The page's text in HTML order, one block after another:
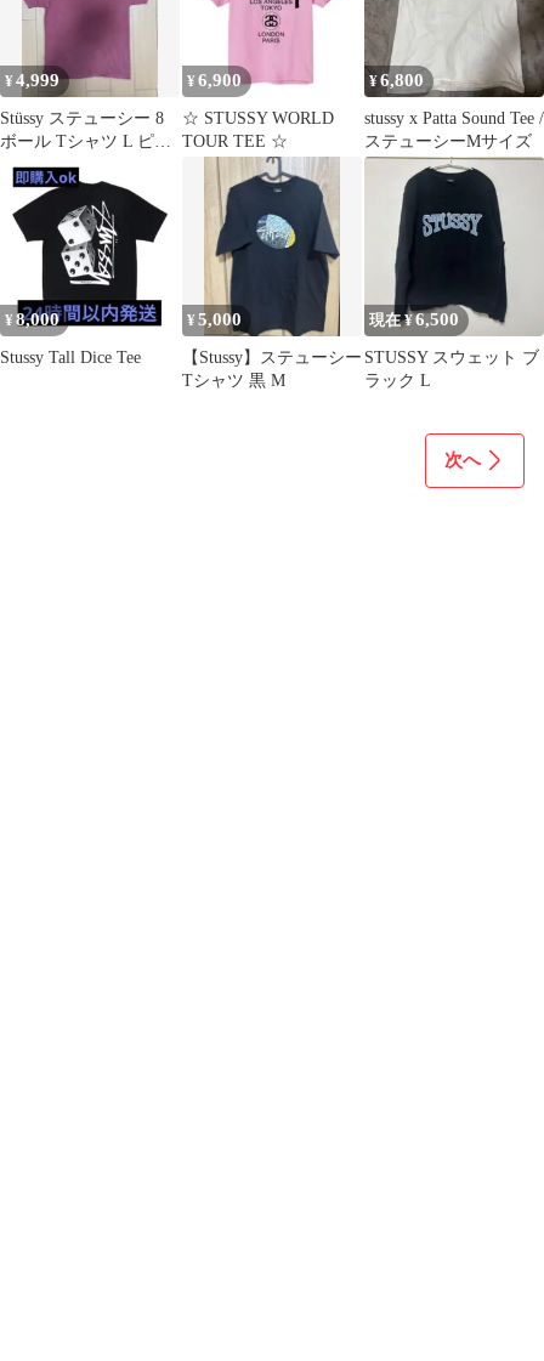
¥4,999
Stüssy ステューシー 8
ボール Tシャツ L ピン
ク フェード 古着
¥ 6,900
☆ STUSSY WORLD
TOUR TEE ☆
¥6,800
stussy x Patta Sound Tee /
ステューシーMサイズ
¥ 8,000
Stussy Tall Dice Tee
¥5,000
【Stussy】ステューシー
Tシャツ 黒 M
現在 ¥6,500
STUSSY スウェット ブ
ラック L
次へ